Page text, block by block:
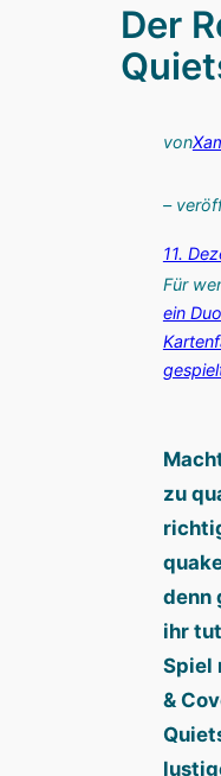
Der
von
–
11.
Für
ein
zu
denn
ihr
Spiel
&